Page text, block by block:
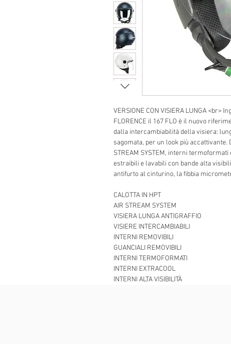
VERSIONE CON VISIERA LUNGA <br>
FLORENCE il 167 FLO è il nuovo
dalla intercambiabilità della visiera:
sagomata, per un look più
STREAM SYSTEM, interni
estraibili e lavabili con bande alta
antifurto al cinturino, la fibbia
CALOTTA IN HPT
AIR STREAM SYSTEM
VISIERA LUNGA ANTIGRAFFIO
VISIERE INTERCAMBIABILI
INTERNI REMOVIBILI
GUANCIALI REMOVIBILI
INTERNI TERMOFORMATI
INTERNI EXTRACOOL
INTERNI ALTA VISIBILITÀ